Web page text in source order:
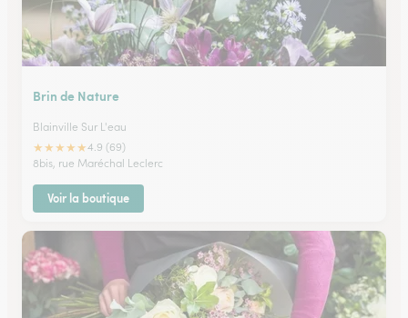
Brin de Nature
Blainville Sur L'eau
★★★★★4.9 (69)
8bis, rue Maréchal Leclerc
Voir la boutique